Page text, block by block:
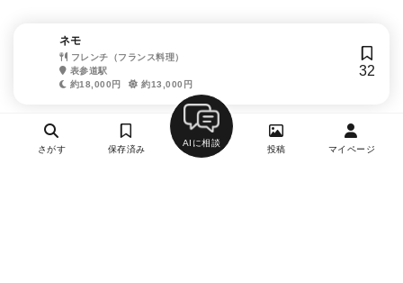
ネモ
フレンチ（フランス料理）
表参道駅
約18,000円
約13,000円
32
さがす 保存済み
AIに相談
投稿 マイページ